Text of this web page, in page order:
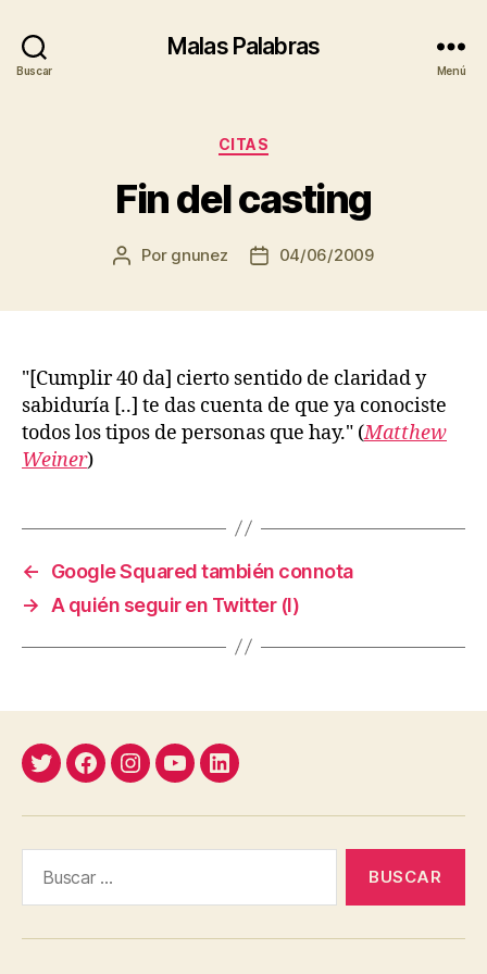
Buscar
Malas Palabras
Menú
Categorías
CITAS
Fin del casting
Autor
Por gnunez
Fecha04/06/2009
"[Cumplir 40 da] cierto sentido de claridad y
sabiduría [..] te das cuenta de que ya conociste
todos los tipos de personas que hay." (Matthew
Weiner)
←
Google Squared también connota
→
A quién seguir en Twitter (I)
TwitterFacebookInstagram
YouTubeLinkedin